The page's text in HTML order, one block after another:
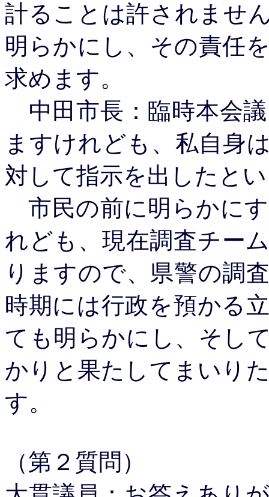
計ることは許されませ
明らかにし、その責任
求めます。
中田市長：臨時本会
ますけれども、私自身
対して指示を出したと
市民の前に明らかに
れども、現在調査チー
りますので、県警の調
時期には行政を預かる
ても明らかにし、そし
かりと果たしてまいり
す。
（第２質問）